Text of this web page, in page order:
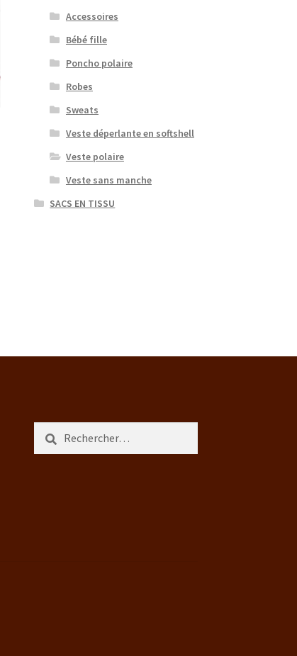
Accessoires
Bébé fille
Poncho polaire
Robes
Sweats
Veste déperlante en softshell
Veste polaire
Veste sans manche
SACS EN TISSU
Rechercher :